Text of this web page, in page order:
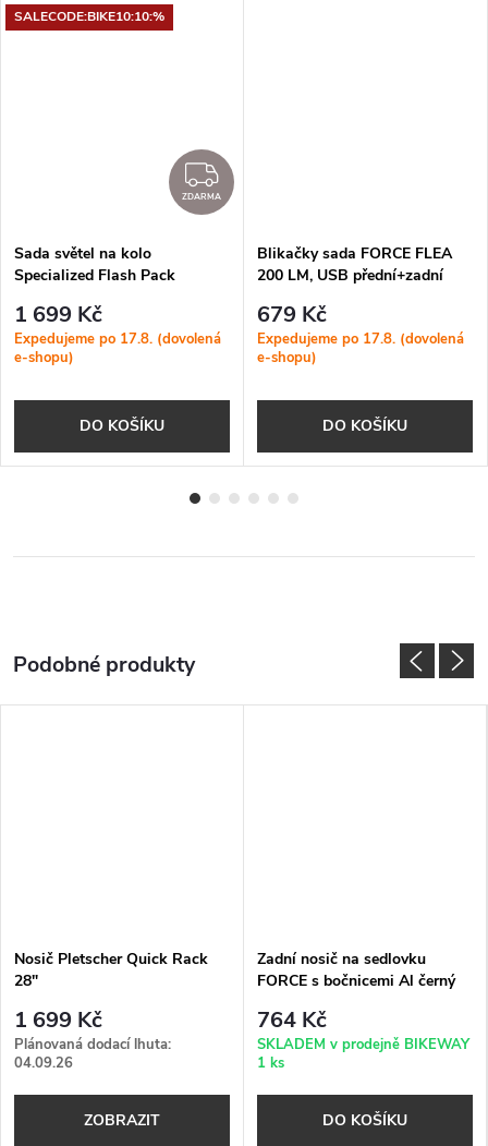
SALECODE:BIKE10:10:%
ZDARMA
ZDARMA
Sada světel na kolo
Specialized Flash Pack
1 699 Kč
Expedujeme po 17.8. (dovolená
e-shopu)
DO KOŠÍKU
Blikačky sada FORCE FLEA
200 LM, USB přední+zadní
679 Kč
Expedujeme po 17.8. (dovolená
e-shopu)
DO KOŠÍKU
Nosič Pletscher Quick Rack
28"
1 699 Kč
Plánovaná dodací lhuta:
04.09.26
ZOBRAZIT
Zadní nosič na sedlovku
FORCE s bočnicemi Al černý
764 Kč
SKLADEM v prodejně BIKEWAY
1 ks
DO KOŠÍKU